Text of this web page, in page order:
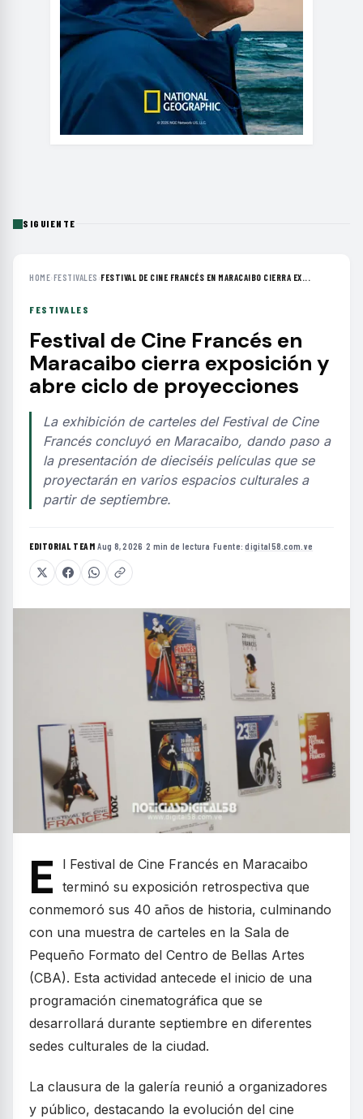
SIGUIENTE
HOME›FESTIVALES ›FESTIVAL DE CINE FRANCÉS EN MARACAIBO CIERRA EX...
FESTIVALES
Festival de Cine Francés en
Maracaibo cierra exposición y
abre ciclo de proyecciones
La exhibición de carteles del Festival de Cine
Francés concluyó en Maracaibo, dando paso a
la presentación de dieciséis películas que se
proyectarán en varios espacios culturales a
partir de septiembre.
EDITORIAL TEAM·Aug 8, 2026 ·2 min de lectura ·Fuente:digital58.com.ve
E
l Festival de Cine Francés en Maracaibo
terminó su exposición retrospectiva que
conmemoró sus 40 años de historia, culminando
con una muestra de carteles en la Sala de
Pequeño Formato del Centro de Bellas Artes
(CBA). Esta actividad antecede el inicio de una
programación cinematográfica que se
desarrollará durante septiembre en diferentes
sedes culturales de la ciudad.
La clausura de la galería reunió a organizadores
y público, destacando la evolución del cine